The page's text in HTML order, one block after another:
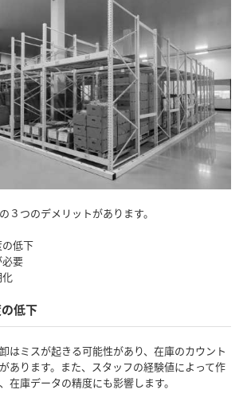
３つのデメリットがあります。
低下
要
低下
はミスが起きる可能性があり、在庫のカウント
あります。また、スタッフの経験値によって作
在庫データの精度にも影響します。